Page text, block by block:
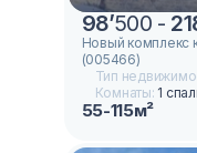
98’500 -
Новый комплекс
(005466)
Тип
Комнаты: 1
55-115м²